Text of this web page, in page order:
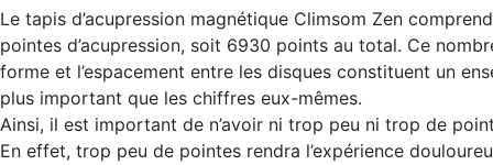
Le tapis d’acupression magnétique Climsom Zen
pointes d’acupression, soit 6930 points au total. Ce
forme et l’espacement entre les disques constituent un
plus important que les chiffres eux-mêmes.
Ainsi, il est important de n’avoir ni trop peu ni trop de
En effet, trop peu de pointes rendra l’expérience